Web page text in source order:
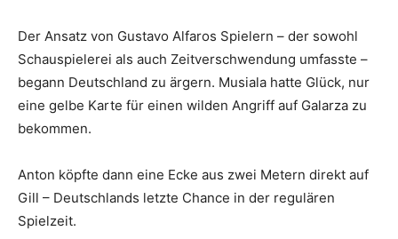
Der Ansatz von Gustavo Alfaros Spielern – der sowohl
Schauspielerei als auch Zeitverschwendung umfasste –
begann Deutschland zu ärgern. Musiala hatte Glück, nur
eine gelbe Karte für einen wilden Angriff auf Galarza zu
bekommen.
Anton köpfte dann eine Ecke aus zwei Metern direkt auf
Gill – Deutschlands letzte Chance in der regulären
Spielzeit.